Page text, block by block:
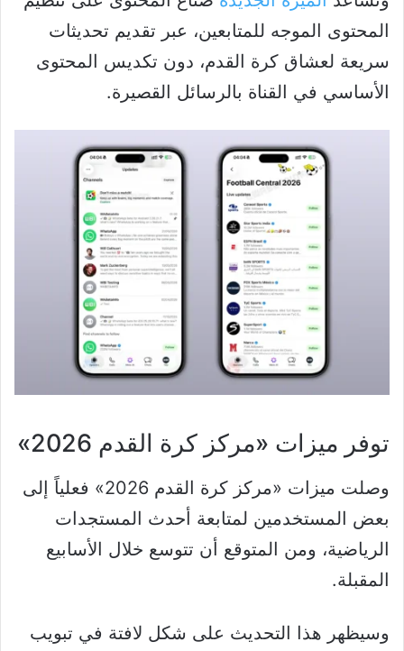
المحتوى الموجه للمتابعين، عبر تقديم تحديثات
سريعة لعشاق كرة القدم، دون تكديس المحتوى
الأساسي في القناة بالرسائل القصيرة.
توفر ميزات «مركز كرة القدم 2026»‏
وصلت ميزات «مركز كرة القدم 2026»‏ فعلياً إلى
بعض المستخدمين لمتابعة أحدث المستجدات
الرياضية، ومن المتوقع أن تتوسع خلال الأسابيع
المقبلة.
وسيظهر هذا التحديث على شكل لافتة في تبويب